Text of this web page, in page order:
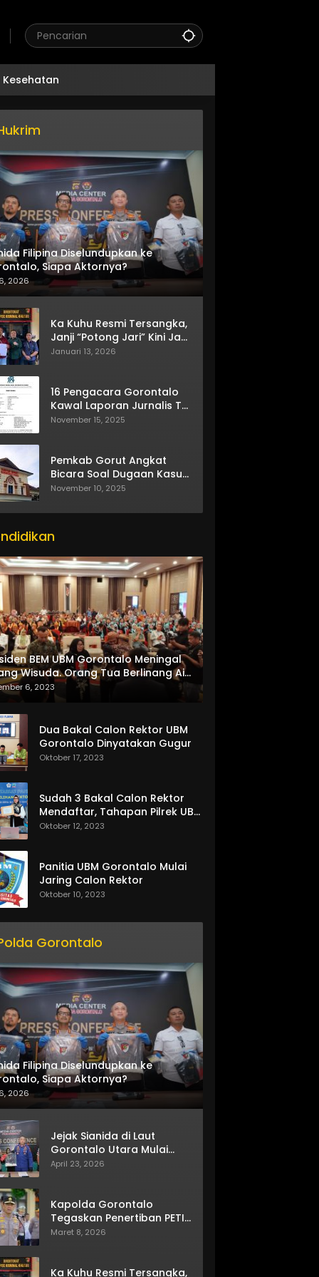
Kesehatan
Filipina Diselundupkan ke
Siapa Aktornya?
2026
Ka Kuhu Resmi Tersangka,
Janji “Potong Jari” Kini Jadi
Bumerang
Januari 13, 2026
16 Pengacara Gorontalo
Kawal Laporan Jurnalis TV
One
November 15, 2025
Pemkab Gorut Angkat
Bicara Soal Dugaan Kasus
Asusila Oknum ASN
November 10, 2025
BEM UBM Gorontalo Meningal
Wisuda. Orang Tua Berlinang Air
Menerima SKL dan Pemasangan
6, 2023
Dua Bakal Calon Rektor UBM
Gorontalo Dinyatakan Gugur
Oktober 17, 2023
Sudah 3 Bakal Calon Rektor
Mendaftar, Tahapan Pilrek UBM
Gorontalo Makin Seru
Oktober 12, 2023
Panitia UBM Gorontalo Mulai
Jaring Calon Rektor
Oktober 10, 2023
Gorontalo
Filipina Diselundupkan ke
Siapa Aktornya?
2026
Jejak Sianida di Laut
Gorontalo Utara Mulai
Terkuak
April 23, 2026
Kapolda Gorontalo
Tegaskan Penertiban PETI
Terus Berjalan
Maret 8, 2026
Ka Kuhu Resmi Tersangka,